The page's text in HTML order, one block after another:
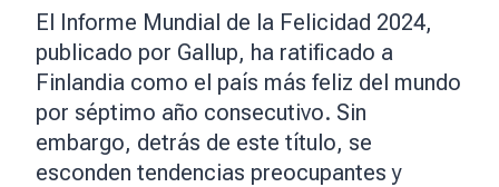
El Informe Mundial de la Felicidad 2024,
publicado por Gallup, ha ratificado a
Finlandia como el país más feliz del mundo
por séptimo año consecutivo. Sin
embargo, detrás de este título, se
esconden tendencias preocupantes y